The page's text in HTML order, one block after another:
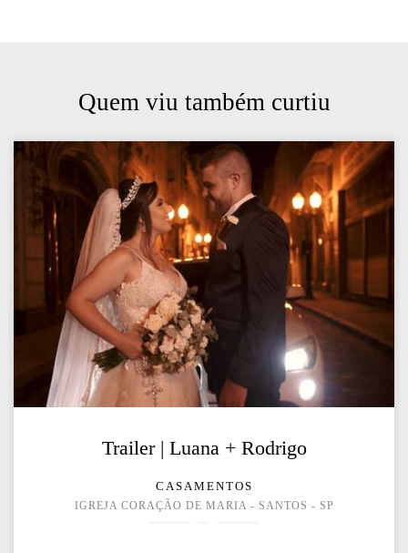
Quem viu também curtiu
Trailer | Luana + Rodrigo
CASAMENTOS
IGREJA CORAÇÃO DE MARIA - SANTOS - SP